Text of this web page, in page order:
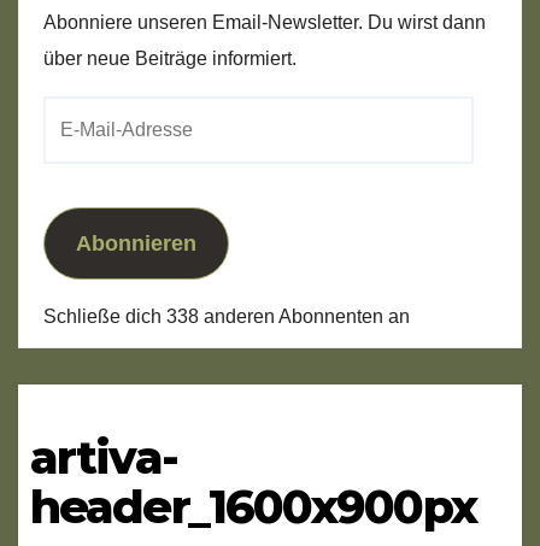
Abonniere unseren Email-Newsletter. Du wirst dann
über neue Beiträge informiert.
Abonnieren
Schließe dich 338 anderen Abonnenten an
artiva-
header_1600x900px